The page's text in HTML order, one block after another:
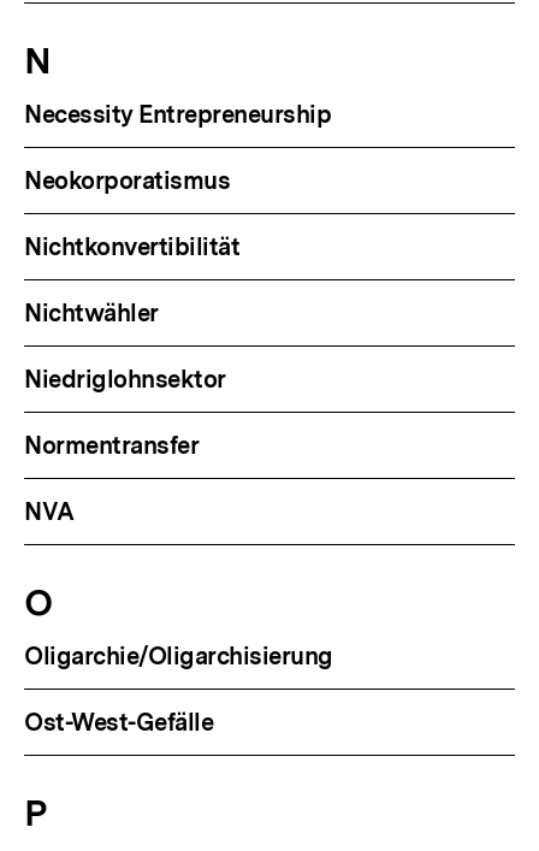
N
Necessity Entrepreneurship
Neokorporatismus
Nichtkonvertibilität
Nichtwähler
Niedriglohnsektor
Normentransfer
NVA
O
Oligarchie/Oligarchisierung
Ost-West-Gefälle
P